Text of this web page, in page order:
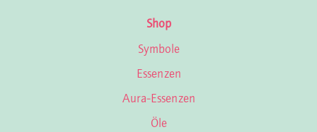
Shop
Symbole
Essenzen
Aura-Essenzen
Öle